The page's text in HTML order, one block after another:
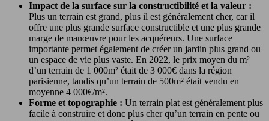
Impact de la surface sur la constructibilité et la valeur :
Plus un terrain est grand, plus il est généralement cher, car il
offre une plus grande surface constructible et une plus grande
marge de manœuvre pour les acquéreurs. Une surface
importante permet également de créer un jardin plus grand ou
un espace de vie plus vaste. En 2022, le prix moyen du m²
d’un terrain de 1 000m² était de 3 000€ dans la région
parisienne, tandis qu’un terrain de 500m² était vendu en
moyenne 4 000€/m².
Forme et topographie : Un terrain plat est généralement plus
facile à construire et donc plus cher qu’un terrain en pente ou